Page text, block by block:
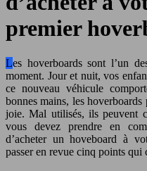
premier
Les hoverboards sont l’un des gadgets les plus en vogue en ce
moment. Jour et nuit, vos
ce nouveau véhicule
bonnes mains, les
joie. Mal utilisés, ils peuvent
vous devez prendre en
d’acheter un hoveboard à
passer en revue cinq points